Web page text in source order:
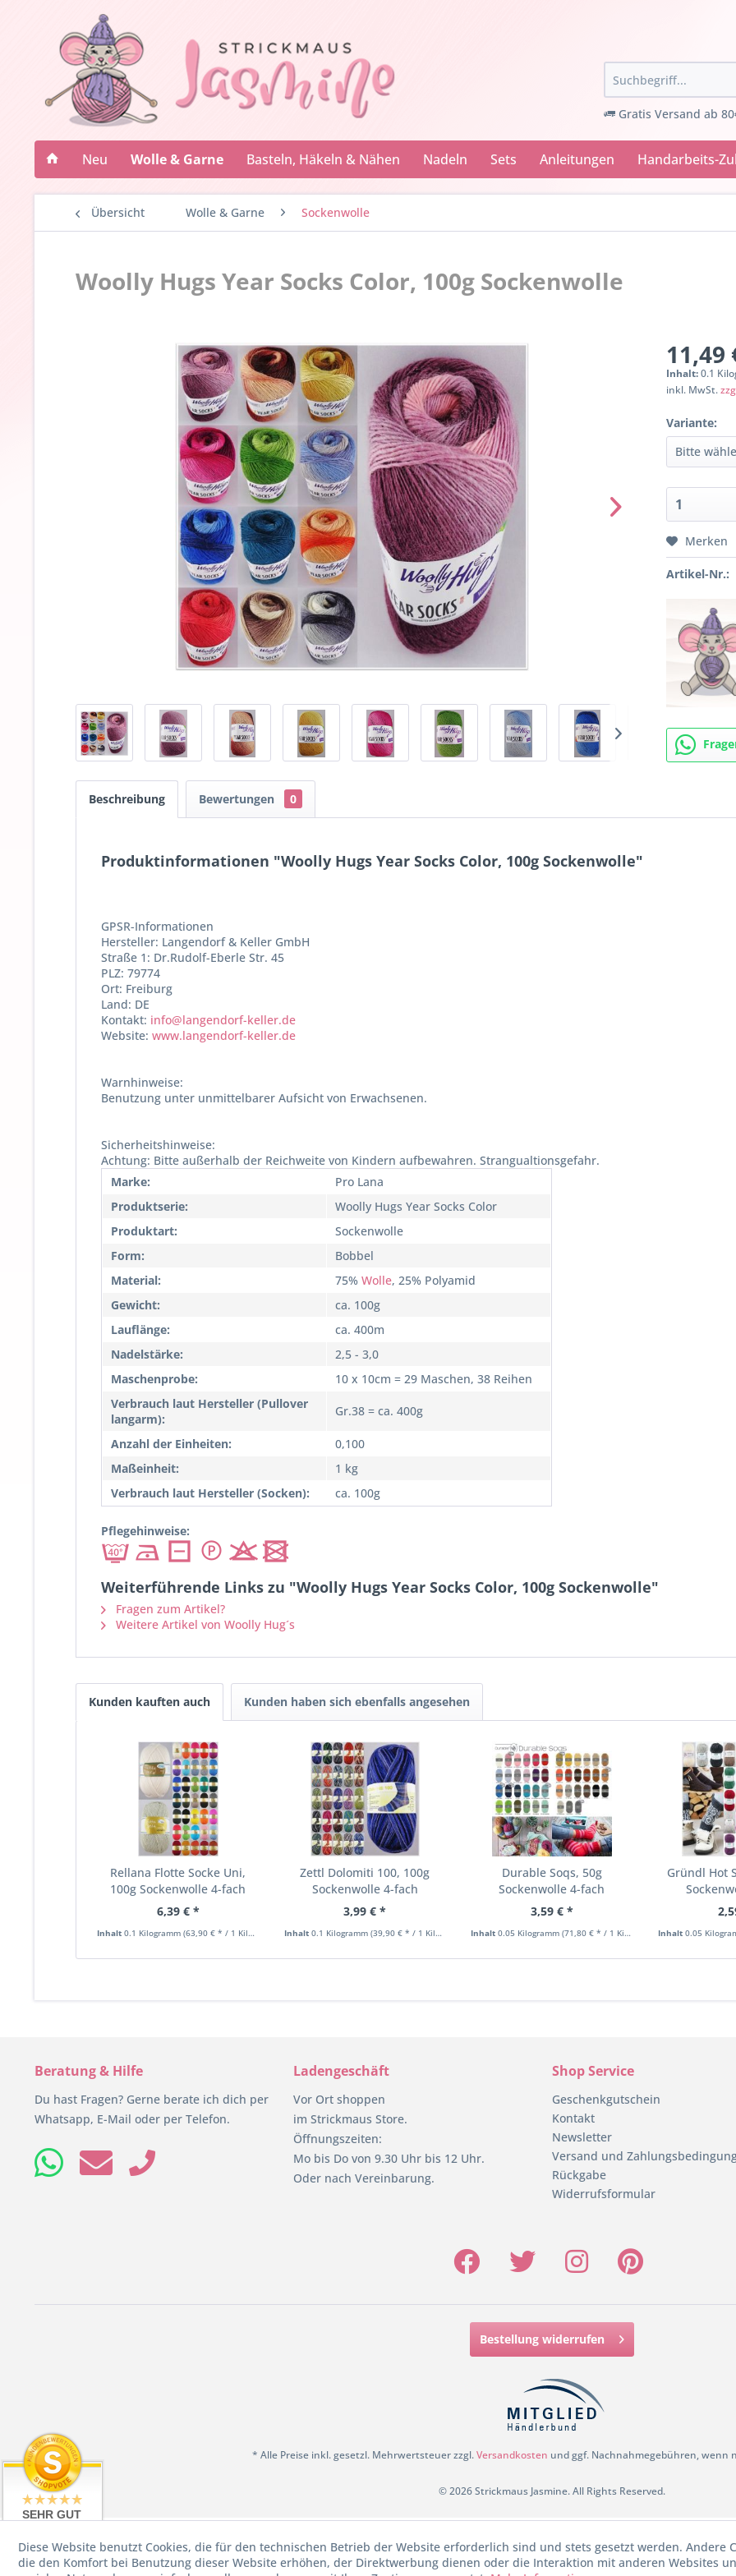
Gratis Versand ab
Neu Wolle & Garne Basteln, Häkeln & Nähen Nadeln Sets Anleitungen Handarbeits-
Übersicht Wolle & Garne Sockenwolle
Woolly Hugs Year Socks Color, 100g Sockenwolle
11,49
Inhalt:0.1
inkl. MwSt.
Variante:
Merken
Artikel-Nr.:
Beschreibung Bewertungen 0
Produktinformationen "Woolly Hugs Year Socks Color, 100g Sockenwolle"
GPSR-Informationen
Hersteller: Langendorf & Keller GmbH
Straße 1: Dr.Rudolf-Eberle Str. 45
PLZ: 79774
Ort: Freiburg
Land: DE
Kontakt: info@langendorf-keller.de
Website: www.langendorf-keller.de
Warnhinweise:
Benutzung unter unmittelbarer Aufsicht von Erwachsenen.
Sicherheitshinweise:
Achtung: Bitte außerhalb der Reichweite von Kindern aufbewahren. Strangualtionsgefahr.
Marke:
Pro Lana
Produktserie:
Woolly Hugs Year Socks Color
Produktart:
Sockenwolle
Form:
Bobbel
Material:
75% Wolle, 25% Polyamid
Gewicht:
ca. 100g
Lauflänge:
ca. 400m
Nadelstärke:
2,5 - 3,0
Maschenprobe:
10 x 10cm = 29 Maschen, 38 Reihen
Verbrauch laut Hersteller (Pullover
langarm):
Gr.38 = ca. 400g
Anzahl der Einheiten:
0,100
Maßeinheit:
1 kg
Verbrauch laut Hersteller (Socken):
ca. 100g
Pflegehinweise:
Weiterführende Links zu "Woolly Hugs Year Socks Color, 100g Sockenwolle"
Fragen zum Artikel?
Weitere Artikel von Woolly Hug´s
Kunden kauften auch Kunden haben sich ebenfalls angesehen
Rellana Flotte Socke Uni,
100g Sockenwolle 4-fach
6,39 € *
Inhalt 0.1 Kilogramm (63,90 € * / 1 Kilogramm)
Zettl Dolomiti 100, 100g
Sockenwolle 4-fach
3,99 € *
Inhalt 0.1 Kilogramm (39,90 € * / 1 Kilogramm)
Durable Soqs, 50g
Sockenwolle 4-fach
3,59 € *
Inhalt0.05 Kilogramm(71,80 € * / 1 Kilogramm)
Gründl Hot
Inhalt 0.05
Beratung & Hilfe
Du hast Fragen? Gerne berate ich dich per
Whatsapp, E-Mail oder per Telefon.
Ladengeschäft
Vor Ort shoppen
im Strickmaus Store.
Öffnungszeiten:
Mo bis Do von 9.30 Uhr bis 12 Uhr.
Oder nach Vereinbarung.
Shop Service
Geschenkgutschein
Kontakt
Newsletter
Versand und
Rückgabe
Widerrufsformular
Bestellung widerrufen
* Alle Preise inkl. gesetzl. Mehrwertsteuer zzgl.Versandkosten und ggf. Nachnahmegebühren, wenn
© 2026 Strickmaus Jasmine. All Rights Reserved.
Diese Website benutzt Cookies, die für den technischen Betrieb der Website erforderlich sind und stets gesetzt werden. Andere
die den Komfort bei Benutzung dieser Website erhöhen, der Direktwerbung dienen oder die Interaktion mit anderen Websites
SEHR GUT
aus 198
Bewertungen
bei: shopvote.de